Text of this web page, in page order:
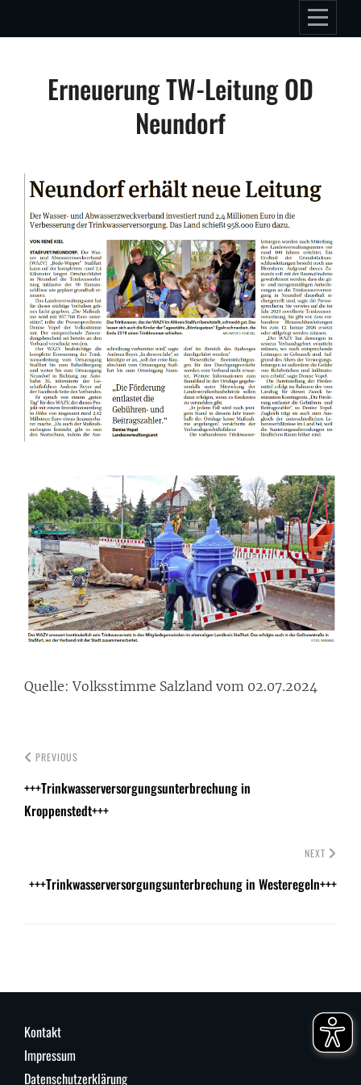
to
Erneuerung TW-Leitung OD
Neundorf
Quelle: Volksstimme Salzland vom 02.07.2024
Beitragsnavigation
PREVIOUS
+++Trinkwasserversorgungsunterbrechung in
Kroppenstedt+++
NEXT
+++Trinkwasserversorgungsunterbrechung in Westeregeln+++
Kontakt
Impressum
Datenschutzerklärung